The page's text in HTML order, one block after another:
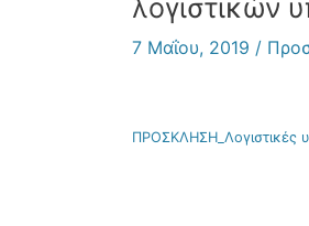
λογιστικών
7 Μαΐου, 2019 /
ΠΡΟΣΚΛΗΣΗ_Λογιστικές